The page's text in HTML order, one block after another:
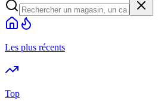
Les plus récents
Top